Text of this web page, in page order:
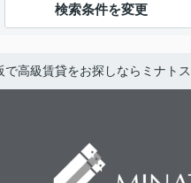
検索条件を変更
で高級賃貸をお探しならミナト